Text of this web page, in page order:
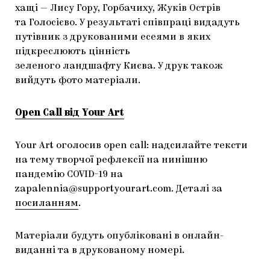
хащі — Лису Гору, Горбачиху, Жуків Острів
та Голосієво. У результаті співпраці видадуть
путівник з друкованими есеями в яких
підкреслюють цінність
зеленого ландшафту Києва. У друк також
вийдуть фото матеріали.
Open Call від Your Art
Your Art оголосив open call: надсилайте тексти
на тему творчої рефлексії на нинішню
пандемію COVID-19 на
zapalennia@supportyourart.com. Деталі за
посиланням.
Матеріали будуть опубліковані в онлайн-
виданні та в друкованому номері.